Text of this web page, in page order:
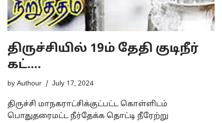
திருச்சியில் 19ம் தேதி குடிநீர்
கட்….
by Authour July 17, 2024
திருச்சி மாநகராட்சிக்குட்பட்ட கொள்ளிடம்
பொதுதரைமட்ட நீர்தேக்க தொட்டி நீரேற்று